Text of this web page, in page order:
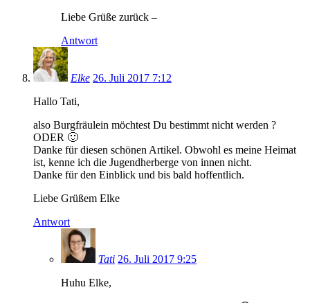
Liebe Grüße zurück –
Antwort
Elke 26. Juli 2017 7:12
Hallo Tati,
also Burgfräulein möchtest Du bestimmt nicht werden ?
ODER 🙂
Danke für diesen schönen Artikel. Obwohl es meine Heimat
ist, kenne ich die Jugendherberge von innen nicht.
Danke für den Einblick und bis bald hoffentlich.
Liebe Grüßem Elke
Antwort
Tati 26. Juli 2017 9:25
Huhu Elke,